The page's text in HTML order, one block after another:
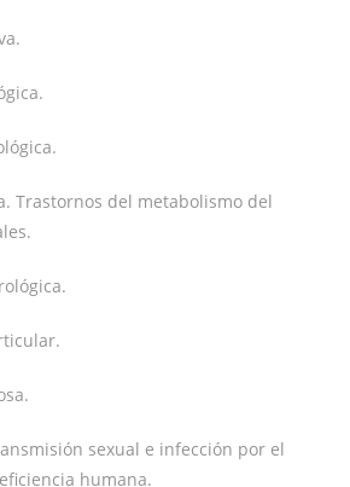
Trastornos del metabolismo del
sexual e infección por el
humana.